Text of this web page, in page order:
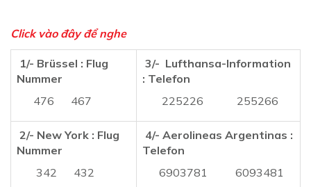
Click vào đây để nghe
1/- Brüssel : Flug
Nummer
476 467
3/- Lufthansa-Information
: Telefon
225226 255266
2/- New York : Flug
Nummer
342 432
4/- Aerolineas Argentinas :
Telefon
6903781 6093481